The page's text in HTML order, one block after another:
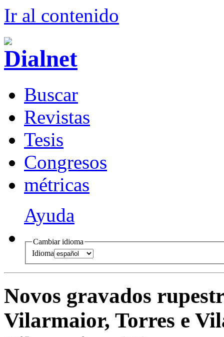
Ir al contenido
Buscar
Revistas
Tesis
Congresos
métricas
Ayuda
Cambiar idioma
Idioma
Novos gravados
Vilarmaior, Torres e